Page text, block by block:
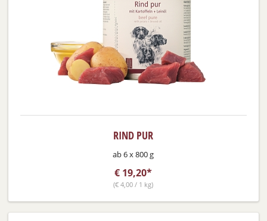
RIND PUR
ab 6 x 800 g
€ 19,20*
(€ 4,00 / 1 kg)